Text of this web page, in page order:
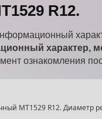
R12.
характер,
ознакомления
MT1529 R12. Диаметр